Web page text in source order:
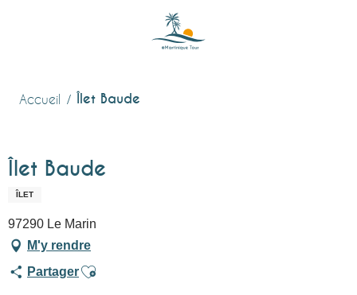
Accueil Îlet Baude
Îlet Baude
ÎLET
97290 Le Marin
M'y rendre
PartagerAjouter aux favoris